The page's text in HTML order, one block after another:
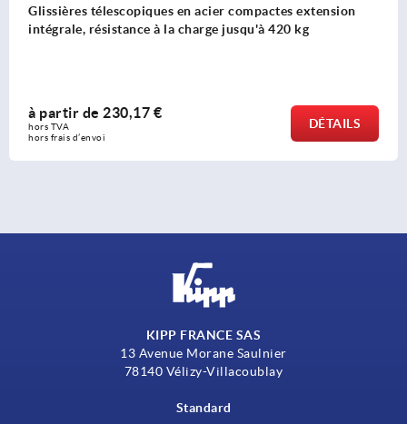
Glissières télescopiques en acier pour montage
extension partielle, résistance à la charge jusqu'à
à partir de
hors frais d’envoi
KIPP FRANCE SAS
13 Avenue Morane Saulnier
78140 Vélizy-Villacoublay
Standard